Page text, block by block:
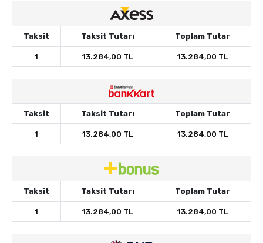
Taksit Taksit Tutarı Toplam Tutar
1 13.284,00 TL 13.284,00 TL
Taksit Taksit Tutarı Toplam Tutar
1 13.284,00 TL 13.284,00 TL
Taksit Taksit Tutarı Toplam Tutar
1 13.284,00 TL 13.284,00 TL